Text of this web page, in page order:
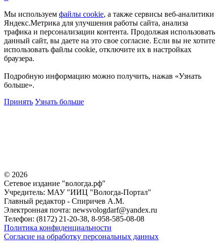
© 2026
Сетевое издание "вологда.рф"
Учредитель: МАУ "ИИЦ "Вологда-Портал"
Главный редактор - Спиричев А.М.
Электронная почта: newsvologdarf@yandex.ru
Телефон: (8172) 21-20-38, 8-958-585-08-08
Политика конфиденциальности
Согласие на обработку персональных данных
Мы используем файлы cookie, а также сервисы веб-аналитики
Яндекс.Метрика для улучшения работы сайта, анализа
трафика и персонализации контента. Продолжая использовать
данный сайт, вы даете на это свое согласие. Если вы не хотите
использовать файлы cookie, отключите их в настройках
браузера.
Подробную информацию можно получить, нажав «Узнать
больше».
Принять Узнать больше